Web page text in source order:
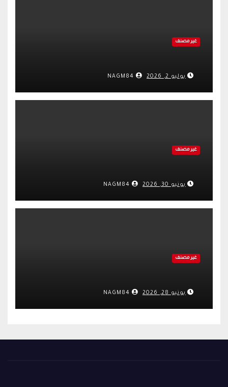
غير مصنف
يوليو 2, 2026
غير مصنف
يونيو 30, 2026
غير مصنف
يونيو 28, 2026